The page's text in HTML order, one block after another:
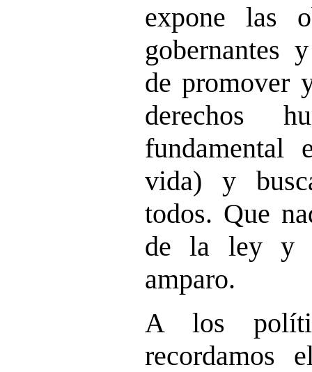
expone las
gobernantes
de promover
derechos
vida) y
todos. Que
de la ley y
amparo.
A los
recordamos